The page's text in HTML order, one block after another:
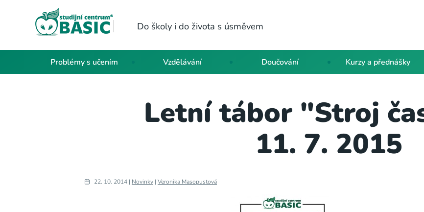
Do školy i do života s úsměvem
Problémy s učením Vzdělávání Doučování Kurzy a přednášky
Letní tábor "Stroj
11. 7. 2015
22. 10. 2014 | Novinky | Veronika Masopustová